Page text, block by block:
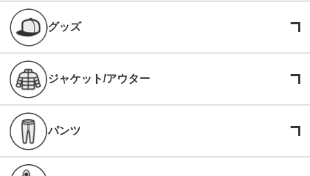
グッズ
ジャケット/アウター
パンツ